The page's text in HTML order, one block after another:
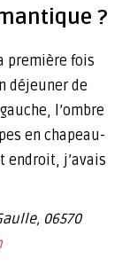
?
première fois
déjeuner de
l’ombre
en chapeau-
endroit, j’avais
06570